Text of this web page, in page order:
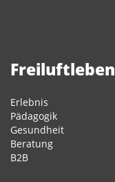
Freiluftleben
Erlebnis
Pädagogik
Gesundheit
Beratung
B2B